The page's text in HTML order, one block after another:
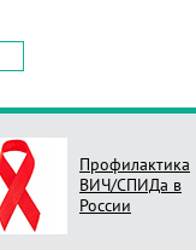
Профилактика
ВИЧ/СПИДа в
России